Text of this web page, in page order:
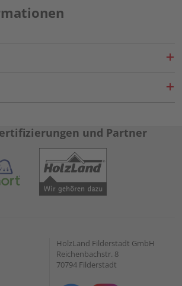
und Partner
HolzLand Filderstadt GmbH
Reichenbachstr. 8
70794 Filderstadt